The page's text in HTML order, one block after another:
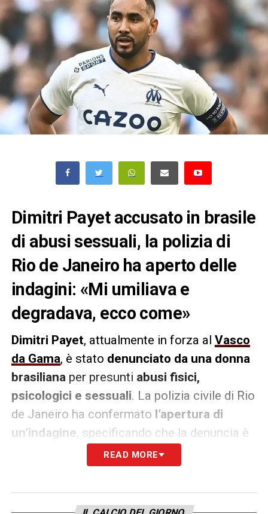
Dimitri Payet accusato in brasile
di abusi sessuali, la polizia di
Rio de Janeiro ha aperto delle
indagini: «Mi umiliava e
degradava, ecco come»
Dimitri Payet, attualmente in forza al Vasco
da Gama, è stato denunciato da una donna
brasiliana per presunti abusi fisici,
psicologici e sessuali. La polizia civile di Rio
de Janeiro ha confermato l’apertura di
un’indagine, specificando che la denuncia è
stata presentata presso una stazione
specializzata nell’assistenza alle donne.
READ MORE